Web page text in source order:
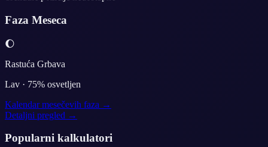
Faza Meseca
🌔
Rastuća Grbava
Lav · 75% osvetljen
Kalendar mesečevih faza →
Detaljni pregled →
Popularni kalkulatori